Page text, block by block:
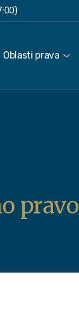
Oblasti prava
pravo